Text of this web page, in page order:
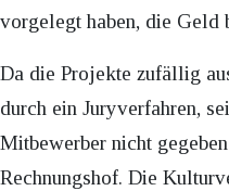
vorgelegt haben, die Geld
Da die Projekte zufällig
durch ein Juryverfahren,
Mitbewerber nicht
Rechnungshof. Die